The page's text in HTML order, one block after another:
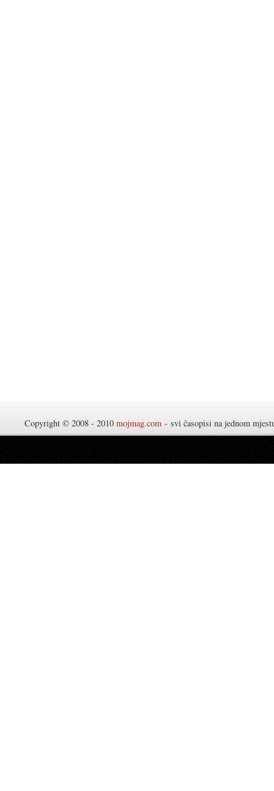
Copyright © 2008 - 2010 mojmag.com - svi časopisi na jednom